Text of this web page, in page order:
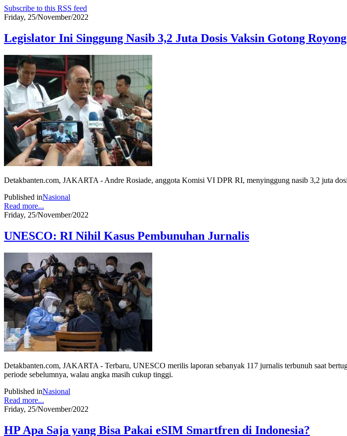
Subscribe to this RSS feed
Friday, 25/November/2022
Legislator Ini Singgung Nasib 3,2 Juta Dosis Vaksin Gotong
Detakbanten.com, JAKARTA - Andre Rosiade, anggota Komisi VI DPR RI, menyinggung nasib 3,2 juta
Published inNasional
Read more...
Friday, 25/November/2022
UNESCO: RI Nihil Kasus Pembunuhan Jurnalis
Detakbanten.com, JAKARTA - Terbaru, UNESCO merilis laporan sebanyak 117 jurnalis terbunuh saat
periode sebelumnya, walau angka masih cukup tinggi.
Published inNasional
Read more...
Friday, 25/November/2022
HP Apa Saja yang Bisa Pakai eSIM Smartfren di Indonesia?